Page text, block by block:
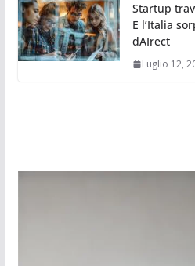
Startup
E l’Italia
dAIrect
Luglio 12,